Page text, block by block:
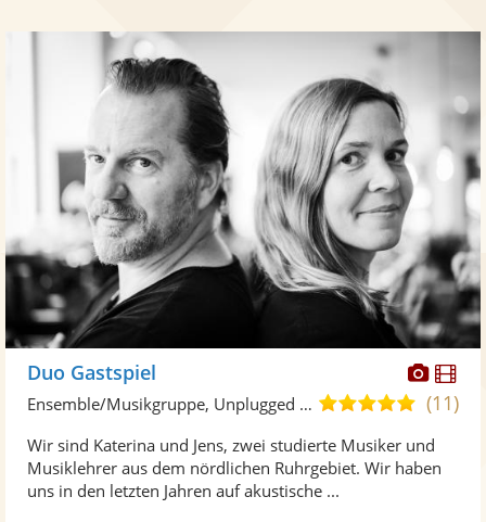
Fotos
Duo Gastspiel
5,0
5
(11)
Ensemble/Musikgruppe, Unplugged Band/Akustik Band • Live-Musiker
Wir sind Katerina und Jens, zwei studierte Musiker und
Musiklehrer aus dem nördlichen Ruhrgebiet. Wir haben
uns in den letzten Jahren auf akustische ...